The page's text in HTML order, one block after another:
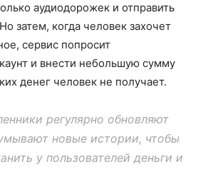
аудиодорожек и отправить
затем, когда человек захочет
сервис попросит
и внести небольшую сумму
денег человек не получает.
регулярно обновляют
новые истории, чтобы
у пользователей деньги и